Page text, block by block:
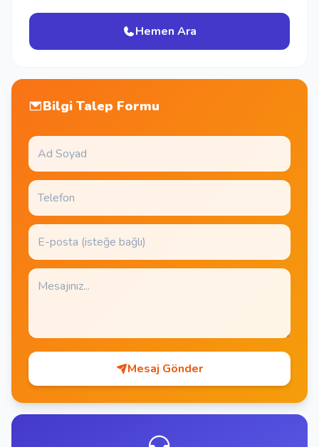
Hemen Ara
Bilgi Talep Formu
Mesaj Gönder